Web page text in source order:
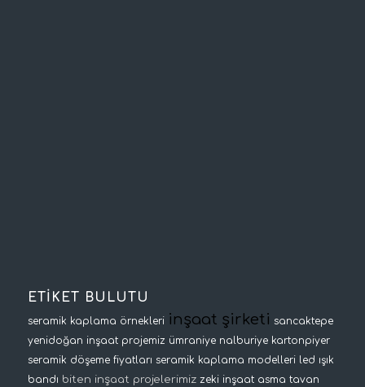
ETİKET BULUTU
seramik kaplama örnekleri inşaat şirketi sancaktepe
yenidoğan inşaat projemiz ümraniye nalburiye kartonpiyer
seramik döşeme fiyatları seramik kaplama modelleri led ışık
bandı biten inşaat projelerimiz zeki inşaat asma tavan